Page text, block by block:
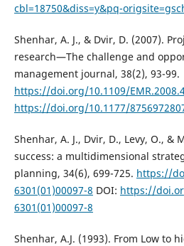
cbl=18750&diss=y&pq-
Shenhar, A. J., & Dvir, D. (2007).
research—The challenge and
management journal, 38(2), 93-99.
https://doi.org/10.1109/
https://doi.org/10.1177/
Shenhar, A. J., Dvir, D., Levy, O., &
success: a multidimensional
planning, 34(6), 699-725. https://
6301(01)00097-8 DOI: https://
6301(01)00097-8
Shenhar, A.J. (1993). From Low to